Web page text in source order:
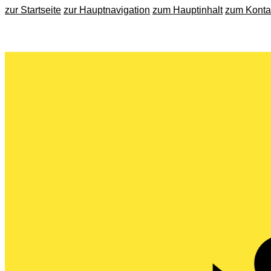
zur Startseite zur Hauptnavigation zum Hauptinhalt zum